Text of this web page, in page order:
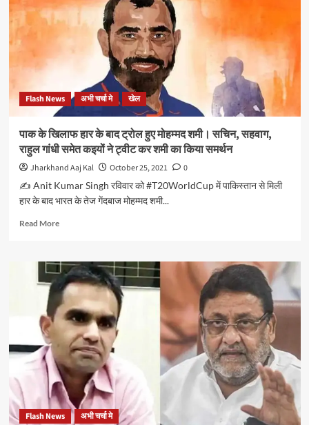
दे:
दीपक
भ्रष्टाचार
चरम
पर
उसे
के
वरिष्ठ
ने
भी
पुष्टि
दी
:
Flash News अभी चर्चा मे खेल
पाक के खिलाफ हार के बाद ट्रोल हुए मोहम्मद शमी। सचिन, सहवाग,
राहुल गांधी समेत कइयों ने ट्वीट कर शमी का किया समर्थन
Jharkhand Aaj Kal October 25, 2021
0
✍️ Anit Kumar Singh रविवार को #T20WorldCup में पाकिस्तान से मिली
हार के बाद भारत के तेज गेंदबाज मोहम्मद शमी...
Read MoreRead
पाक
के
खिलाफ
हार
के
बाद
ट्रोल
मोहम्मद
शमी।
सचिन,
सहवाग,
राहुल
Flash News अभी चर्चा मे